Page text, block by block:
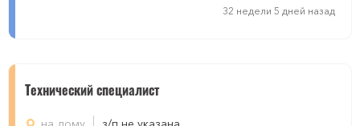
32 недели 5 дней назад
Технический специалист